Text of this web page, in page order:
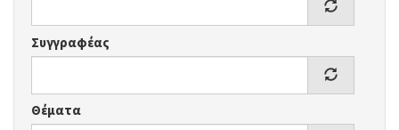
Συγγραφέας
Θέματα